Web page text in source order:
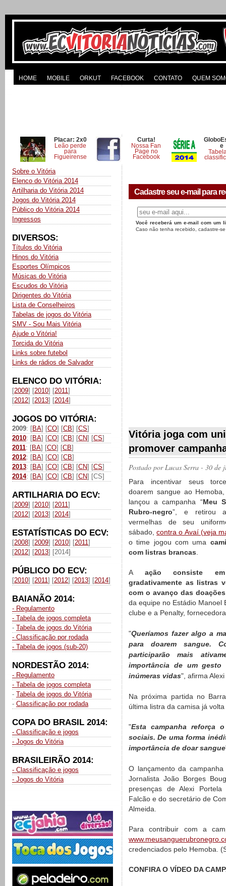
HOME MOBILE ORKUT FACEBOOK CONTATO QUEM
Placar: 2x0
Leão perde
para
Figueirense
Curta!
Nossa Fan
Page no
Facebook
e
Sobre o Vitória
Elenco do Vitória 2014
Artilharia do Vitória 2014
Jogos do Vitória 2014
Público do Vitória 2014
Ingressos
DIVERSOS:
Títulos do Vitória
Hinos do Vitória
Esportes Olímpicos
Músicas do Vitória
Escudos do Vitória
Dirigentes do Vitória
Lista de Conselheiros
Tabelas de jogos do Vitória
SMV - Sou Mais Vitória
Ajude o Vitória!
Torcida do Vitória
Links sobre futebol
Links de rádios de Salvador
ELENCO DO VITÓRIA:
[2009] [2010] [2011]
[2012] [2013] [2014]
JOGOS DO VITÓRIA:
2009: [BA] [CO] [CB] [CS]
2010: [BA] [CO] [CB] [CN] [CS]
2011: [BA] [CO] [CB]
2012: [BA] [CO] [CB]
2013: [BA] [CO] [CB] [CN] [CS]
2014: [BA] [CO] [CB] [CN] [CS]
ARTILHARIA DO ECV:
[2009] [2010] [2011]
[2012] [2013] [2014]
ESTATÍSTICAS DO ECV:
[2008] [2009] [2010] [2011]
[2012] [2013] [2014]
PÚBLICO DO ECV:
[2010] [2011] [2012] [2013] [2014]
BAIANÃO 2014:
- Regulamento
- Tabela de jogos completa
- Tabela de jogos do Vitória
- Classificação por rodada
- Tabela de jogos (sub-20)
NORDESTÃO 2014:
- Regulamento
- Tabela de jogos completa
- Tabela de jogos do Vitória
- Classificação por rodada
COPA DO BRASIL 2014:
- Classificação e jogos
- Jogos do Vitória
BRASILEIRÃO 2014:
- Classificação e jogos
- Jogos do Vitória
Cadastre seu e-mail para
Você receberá um e-mail com um
Caso não tenha recebido, cadastre-
Vitória joga com
promover
Postado porLucas Serra - 30 de
Para incentivar seus
doarem sangue ao
lançou a campanha “Meu
Rubro-negro”, e retirou
vermelhas de seu
sábado,contra o Avaí (veja
o time jogou com uma
com listras brancas.
A ação consiste
gradativamente as listras
com o avanço das doações
da equipe no Estádio Manoel
clube e a Penalty,
"Queríamos fazer algo a
para doarem sangue.
participarão mais
importância de um
inúmeras vidas", afirma
Na próxima partida no
última listra da camisa já
"Esta campanha reforça
sociais. De uma forma
importância de doar sangue
O lançamento da
Jornalista João Borges
presenças de Alexi
Falcão e do secretário de
Almeida.
Para contribuir com a
credenciados pelo Hemoba.
CONFIRA O VÍDEO DA